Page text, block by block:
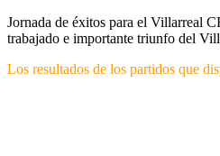
Jornada de éxitos para el Villarreal
trabajado e importante triunfo del
Los resultados de los partidos que